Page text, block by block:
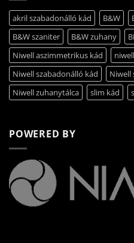
akril szabadonálló kád B&W
B&W szaniter
B&W zuhany
Niwell aszimmetrikus kád
Niwell szabadonálló kád
Niwell
Niwell zuhanytálca
slim kád
POWERED BY